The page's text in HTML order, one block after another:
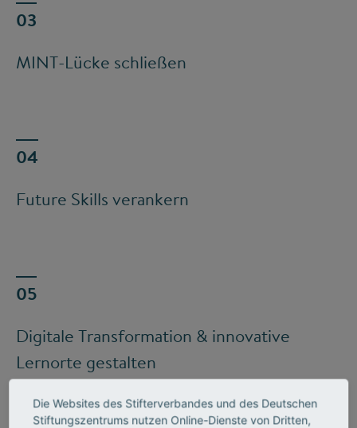
MINT-Lücke schließen
Future Skills verankern
Digitale Transformation & innovative
Lernorte gestalten
Die Websites des Stifterverbandes und des Deutschen
Stiftungszentrums nutzen Online-Dienste von Dritten,